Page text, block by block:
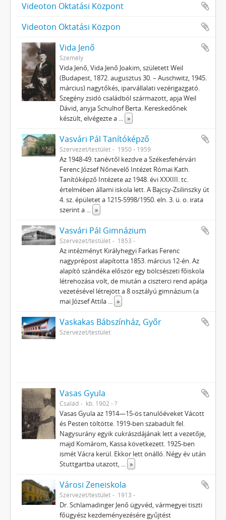
Videoton Oktatási Központ
Videoton Oktatási Közpon
Vida Jenő
Személy
Vida Jenő, Vida Jenő Joakim, született Weil
(Budapest, 1872. augusztus 30. – Auschwitz, 1945.
március) nagytőkés, iparvállalati vezérigazgató.
Szegény zsidó családból származott, apja Weil
Dávid, anyja Schulhof Berta. Kereskedőnek
készült, elvégezte a ... »
Vasvári Pál Tanítóképző
Szervezet/testület 1950 - 1959
Az 1948-49. tanévtől kezdve a Székesfehérvári
Ferenc József Nőnevelő Intézet Római Kath.
Tanítóképző Intézete az 1948. évi XXXIII. tc.
értelmében állami iskola lett. A Bajcsy-Zsilinszky út
4. sz. épületet a 1215-5998/1950. eln. 3. ü. o. irata
szerint a ... »
Vasvári Pál Gimnázium
Szervezet/testület 1853 -
Az intézményt Királyhegyi Farkas Ferenc
nagyprépost alapította 1853. március 12-én. Az
alapító szándéka először egy bölcsészeti főiskola
létrehozása volt, de miután a ciszterci rend apátja
vezetésével létrejött a 8 osztályú gimnázium (a
mai József Attila ... »
Vaskakas Bábszínház, Győr
Szervezet/testület
Vasas Gyula
Család kb. 1902 - ?
Vasas Gyula az 1914—15-ös tanulóéveket Vácott
és Pesten töltötte. 1919-ben szabadult fel.
Nagysurány egyik cukrászdájának lett a vezetője,
majd Komárom, Kassa következett. 1925-ben
ismét Vácra kerül. Ekkor lett önálló. Négy év után
Stuttgartba utazott, ... »
Városi Zeneiskola
Szervezet/testület 1913 -
Dr. Schlamadinger Jenő ügyvéd, vármegyei tiszti
főügyész kezdeményezésére gyűjtést